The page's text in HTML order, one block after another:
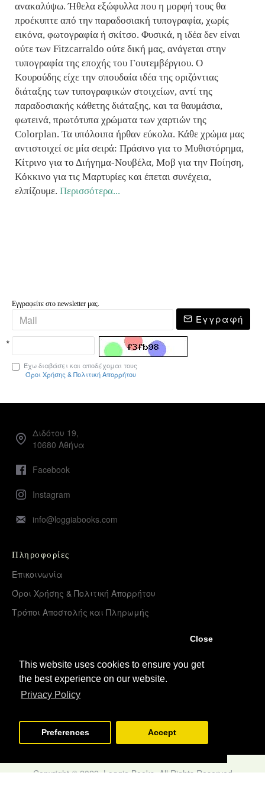
This website uses cookies to ensure you get
the best experience on our website.
Privacy Policy
Close
Preferences Accept
ανακαλύψω. Ήθελα εξώφυλλα που η μορφή τους θα
προέκυπτε από την παραδοσιακή τυπογραφία, χωρίς
εικόνα, φωτογραφία ή σκίτσο. Φυσικά, η ιδέα δεν είναι
ούτε των Fitzcarraldo ούτε δική μας, ανάγεται στην
τυπογραφία της εποχής του Γουτεμβέργιου. Ο
Κουρούδης είχε την σπουδαία ιδέα της οριζόντιας
διάταξης των τυπογραφικών στοιχείων, αντί της
παραδοσιακής κάθετης διάταξης, και τα θαυμάσια,
φωτεινά, πρωτότυπα χρώματα των χαρτιών της
Colorplan. Τα υπόλοιπα ήρθαν εύκολα. Κάθε χρώμα μας
αντιστοιχεί σε μία σειρά: Πράσινο για το Μυθιστόρημα,
Κίτρινο για το Διήγημα-Νουβέλα, Μοβ για την Ποίηση,
Κόκκινο για τις Μαρτυρίες και έπεται συνέχεια,
ελπίζουμε. Περισσότερα...
Εγγραφείτε στο newsletter μας.
Εγγραφή
Έχω διαβάσει και αποδέχομαι τους
Όροι Χρήσης & Πολιτική Απορρήτου
Διδότου 19,
10680 Αθήνα
Facebook
Instagram
info@loggiabooks.com
Πληροφορίες
Επικοινωνία
Όροι Χρήσης & Πολιτική Απορρήτου
Τρόποι Αποστολής και Πληρωμής
Λογαριασμός
Εγγραφή
Copyright © 2022, Loggia Books, All Rights Reserved